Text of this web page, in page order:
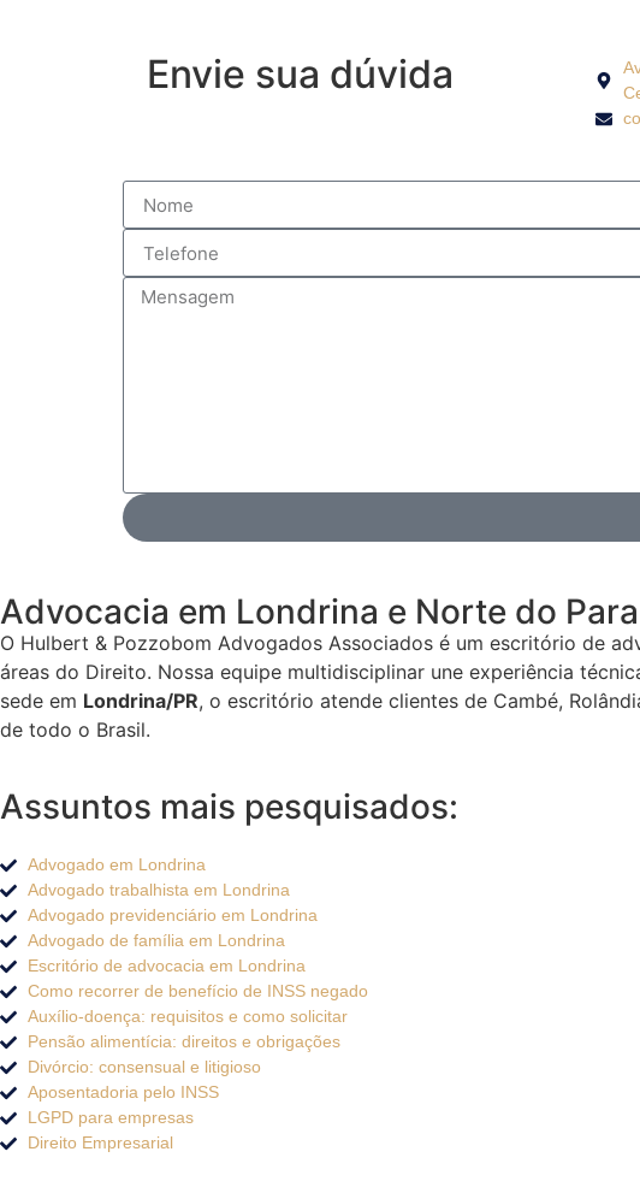
Envie sua dúvida
Advocacia em Londrina e Norte do
O Hulbert & Pozzobom Advogados Associados é um escritório de
áreas do Direito. Nossa equipe multidisciplinar une experiência
sede em Londrina/PR, o escritório atende clientes de Cambé,
de todo o Brasil.
Assuntos mais pesquisados:
Advogado em Londrina
Advogado trabalhista em Londrina
Advogado previdenciário em Londrina
Advogado de família em Londrina
Escritório de advocacia em Londrina
Como recorrer de benefício de INSS negado
Auxílio-doença: requisitos e como solicitar
Pensão alimentícia: direitos e obrigações
Divórcio: consensual e litigioso
Aposentadoria pelo INSS
LGPD para empresas
Direito Empresarial